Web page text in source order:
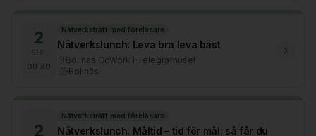
2
SEP.
09:30
Nätverksträff med föreläsare
Nätverkslunch: Leva bra leva bäst
Bollnäs CoWork i Telegrafhuset
Bollnäs
2
Nätverksträff med föreläsare
Nätverkslunch: Måltid – tid för mål: så får du